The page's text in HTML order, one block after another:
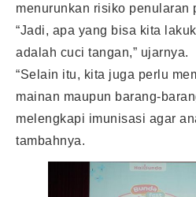
menurunkan risiko penularan
“Jadi, apa yang bisa kita
adalah cuci tangan,” ujarnya.
“Selain itu, kita juga perlu
mainan maupun barang-
melengkapi imunisasi agar
tambahnya.